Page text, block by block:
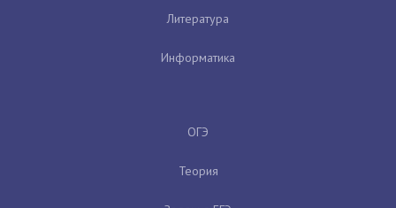
Литература
Информатика
ОГЭ
Теория